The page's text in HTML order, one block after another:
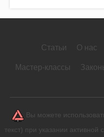
Статьи О нас
Мастер-классы
Вы можете
текст) при указании активной